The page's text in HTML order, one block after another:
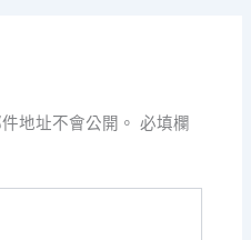
地址不會公開。 必填欄